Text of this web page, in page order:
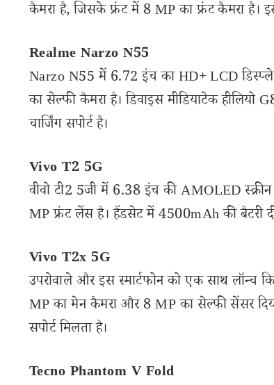
कैमरा है, जिसके फ्रंट में 8 MP का फ्रंट कैमरा है।
Realme Narzo N55
Narzo N55 में 6.72 इंच का HD+ LCD
का सेल्फी कैमरा है। डिवाइस मीडियाटेक
चार्जिंग सपोर्ट है।
Vivo T2 5G
वीवो टी2 5जी में 6.38 इंच की AMOLED
MP फ्रंट लेंस है। हैंडसेट में 4500mAh की बैटरी
Vivo T2x 5G
उपरोवाले और इस स्मार्टफोन को एक साथ लॉन्च
MP का मेन कैमरा और 8 MP का सेल्फी सेंसर
सपोर्ट मिलता है।
Tecno Phantom V Fold